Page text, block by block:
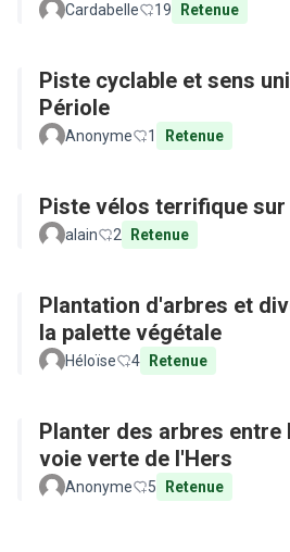
Cardabelle 19 Retenue
Piste cyclable et sens
Périole
Anonyme 1 Retenue
Piste vélos terrifique sur
alain 2 Retenue
Plantation d'arbres et
la palette végétale
Héloïse 4 Retenue
Planter des arbres entre
voie verte de l'Hers
Anonyme 5 Retenue